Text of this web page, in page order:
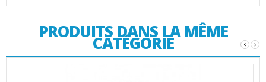
PRODUITS DANS LA MÊME
CATÉGORIE ‹ ›